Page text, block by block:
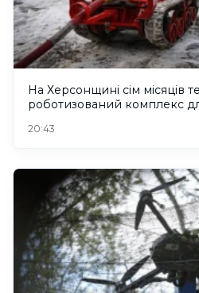
На Херсонщині сім місяців
роботизований комплекс
20:43